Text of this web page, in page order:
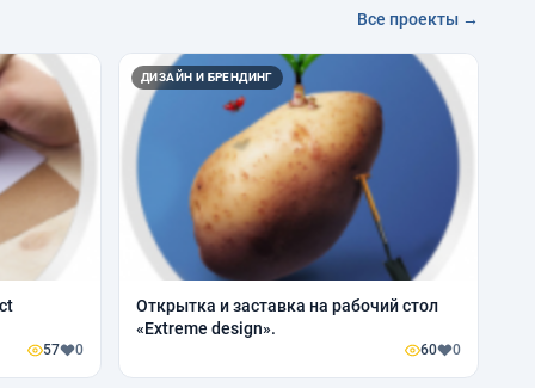
Все проекты →
57 0
ДИЗАЙН И БРЕНДИНГ
Открытка и заставка на рабочий стол
«Extreme design».
60 0